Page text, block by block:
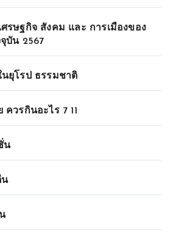
รษฐกิจ สังคม และ การเมืองของ
บัน 2567
นยุโรป ธรรมชาติ
วรกินอะไร 7 11
น
น